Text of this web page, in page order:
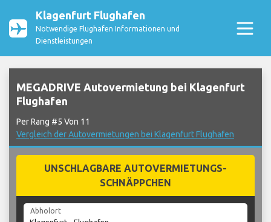
Klagenfurt Flughafen
Notwendige Flughafen Informationen und
Dienstleistungen
MEGADRIVE Autovermietung bei Klagenfurt
Flughafen
Per Rang #5 Von 11
Vergleich der Autovermietungen bei Klagenfurt Flughafen
UNSCHLAGBARE AUTOVERMIETUNGS-
SCHNÄPPCHEN
Abholort